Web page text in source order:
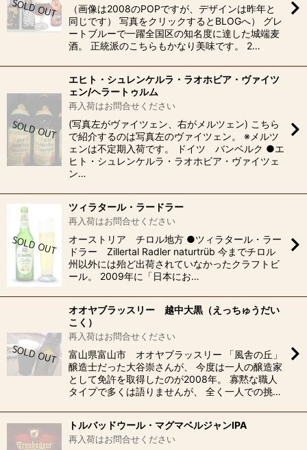
（画像は2008のPOPですが、デザインは昨年と
同じです） 写真をクリックするとBLOGへ） グレ
ートブルーで一躍全国区の知名度に達した城端麦
酒。 正統派のこちらもかなり美味です。 2…
エヒト・シュレンケルラ・ラオホビア・ヴァイツ
ェン/ヘラートゥルム
再入荷はお問合せください
(写真左がヴァイツェン、右がメルツェン) こちら
で紹介するのは写真左のヴァイツェン。 ※メルツ
ェンは不定期入荷です。 ドイツ バンベルク ●エ
ヒト・シュレンケルラ・ラオホビア・ヴァイツェ
ン…
ツィラタール・ラードラー
再入荷はお問合せください
オーストリア チロル地方 ●ツィラタール・ラー
ドラー Zillertal Radler naturtrüb 今までチロル
州以外には殆ど出荷されていなかったクラフトビ
ール。 2009年に「日本にお…
オオヤブラッスリー 越中大黒（えっちゅうだい
こく）
再入荷はお問合せください
富山県富山市 オオヤブラッスリー 「風舎の丘」
醸造士だった大谷崇さんが、 今度は一人の醸造家
として免許を取得したのが2008年。 寡黙な職人
タイプで多くは語りませんが、 全く一人での挑…
トルバッドウール・マグマベルジャンIPA
再入荷はお問合せください